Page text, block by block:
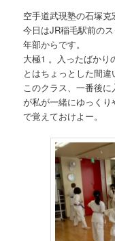
テ
ン
ツ
へ
ン
ツ
へ
移
空手道武現塾の石塚克
今日はJR稲毛駅前の
年部からです。
大極1 。入ったばかり
とはちょっとした間違
このクラス、一番後
が私が一緒にゆっくり
で覚えておけよー。